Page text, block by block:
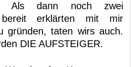
Als dann noch zwei
erklärten mit mir
gründen, taten wirs auch.
DIE AUFSTEIGER.